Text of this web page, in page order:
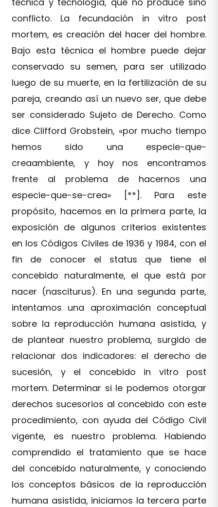
conflicto. La fecundación in vitro post
mortem, es creación del hacer del hombre.
Bajo esta técnica el hombre puede dejar
conservado su semen, para ser utilizado
luego de su muerte, en la fertilización de su
pareja, creando así un nuevo ser, que debe
ser considerado Sujeto de Derecho. Como
dice Clifford Grobstein, «por mucho tiempo
hemos sido una especie-que-
creaambiente, y hoy nos encontramos
frente al problema de hacernos una
especie-que-se-crea» [**]. Para este
propósito, hacemos en la primera parte, la
exposición de algunos criterios existentes
en los Códigos Civiles de 1936 y 1984, con el
fin de conocer el status que tiene el
concebido naturalmente, el que está por
nacer (nasciturus). En una segunda parte,
intentamos una aproximación conceptual
sobre la reproducción humana asistida, y
de plantear nuestro problema, surgido de
relacionar dos indicadores: el derecho de
sucesión, y el concebido in vitro post
mortem. Determinar si le podemos otorgar
derechos sucesorios al concebido con este
procedimiento, con ayuda del Código Civil
vigente, es nuestro problema. Habiendo
comprendido el tratamiento que se hace
del concebido naturalmente, y conociendo
los conceptos básicos de la reproducción
humana asistida, iniciamos la tercera parte